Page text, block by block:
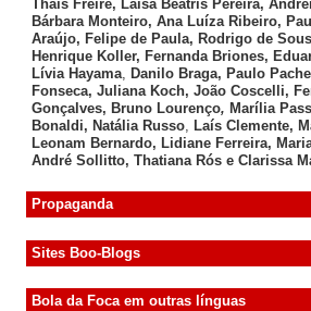
Thais Freire, Laisa Beatris Pereira,
Bárbara Monteiro, Ana Luíza Ribeiro,
Araújo, Felipe de Paula, Rodrigo de
Henrique Koller, Fernanda Briones,
Lívia Hayama, Danilo Braga, Paulo
Fonseca, Juliana Koch, João Coscelli,
Gonçalves, Bruno Lourenço, Marília
Bonaldi, Natália Russo, Laís Clemente,
Leonam Bernardo, Lidiane Ferreira,
André Sollitto, Thatiana Rós e Clarissa
Propaganda
Sites Boo-Blogs
Bola da Foca em outras línguas